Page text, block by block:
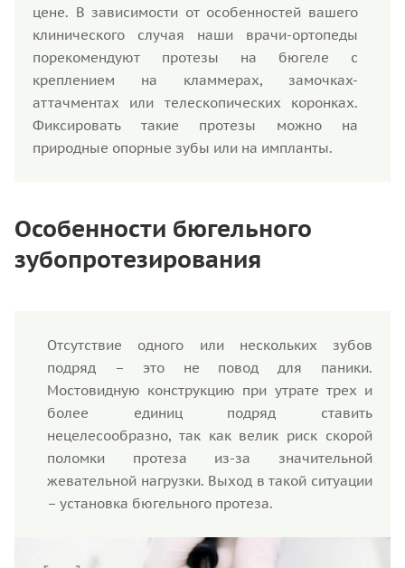
цене. В зависимости от особенностей вашего
клинического случая наши врачи-ортопеды
порекомендуют протезы на бюгеле с
креплением на кламмерах, замочках-
аттачментах или телескопических коронках.
Фиксировать такие протезы можно на
природные опорные зубы или на импланты.
Особенности бюгельного
зубопротезирования
Отсутствие одного или нескольких зубов
подряд – это не повод для паники.
Мостовидную конструкцию при утрате трех и
более единиц подряд ставить
нецелесообразно, так как велик риск скорой
поломки протеза из-за значительной
жевательной нагрузки. Выход в такой ситуации
– установка бюгельного протеза.